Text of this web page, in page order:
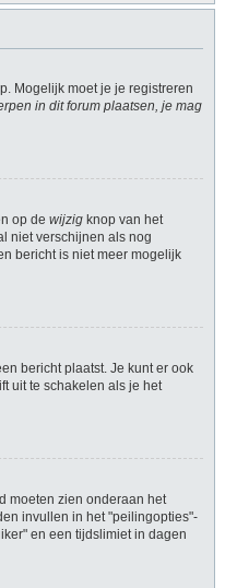
Mogelijk moet je je registreren
in dit forum plaatsen, je mag
op de wijzig knop van het
niet verschijnen als nog
bericht is niet meer mogelijk
bericht plaatst. Je kunt er ook
uit te schakelen als je het
moeten zien onderaan het
invullen in het "peilingopties"-
en een tijdslimiet in dagen